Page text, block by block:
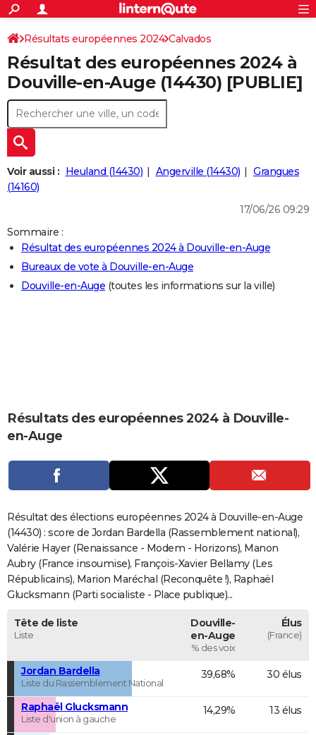
ACTUALITÉS
Politique
Société
Faits Divers
Education
Monde
Villes
+
SPORT
Coupe du monde 2026
Football
Tennis
Cyclisme
Rugby
Forum
Programme TV
TNT
Streaming
Cinéma
Sorties cinéma
Musique
+
FINANCE
Retraite
Impôts
Epargne
Immobilier
Risques naturels par ville
Banque
Assurance
Crédit
AUTO
Essais
Réserver un essai
Citadines
Berlines
SUV
Forum auto
+
HIGH-TECH
Mobiles
Meilleur smartphone
Internet
Ordinateurs
Jeux vidéo
Guide high-tech
+
BRICOLAGE
Guides de France
Escapades
Patrimoine
Expositions
Musées
Week-end nature
LIFESTYLE
Art de vivre
Bien-être
Loisirs
Mode
Modes de vie
CARTE DE VOEUX
Carte de Noël
Carte Bonne année
Carte Saint-Valentin
Carte Pâques
Carte d'anniversaire
Dictionnaire
Biographies
Expressions
Proverbes
PROGRAMME TV
S'inscrire
Se connecter
Lycées
Collèges
Primaires
Universités
Entreprises
Service militaire
Avis de recherche
AVIS DE DÉCÈS
FORUM
Bricolage
Lifestyle
Culture
SportAuto
Television
Voyage
Cinema
S'inscrire
Connexion
Résultats européennes 2024 Calvados
Résultat des européennes 2024 à
Douville-en-Auge (14430) [PUBLIE]
Voir aussi : Heuland (14430) Angerville (14430)
Grangues
(14160)
17/06/26 09:29
Sommaire :
Résultat des européennes 2024 à Douville-en-Auge
Bureaux de vote à Douville-en-Auge
Douville-en-Auge (toutes les informations sur la ville)
Résultats des européennes 2024 à Douville-
en-Auge
Résultat des élections européennes 2024 à Douville-en-Auge
(14430) : score de Jordan Bardella (Rassemblement national),
Valérie Hayer (Renaissance - Modem - Horizons), Manon
Aubry (France insoumise), François-Xavier Bellamy (Les
Républicains), Marion Maréchal (Reconquête !), Raphaël
Glucksmann (Parti socialiste - Place publique)...
Tête de liste
Liste
Douville-
en-Auge
% des voix
Élus
(France)
Jordan Bardella
Liste du Rassemblement National
39,68% 30 élus
Raphaël Glucksmann
Liste d'union à gauche
14,29% 13 élus